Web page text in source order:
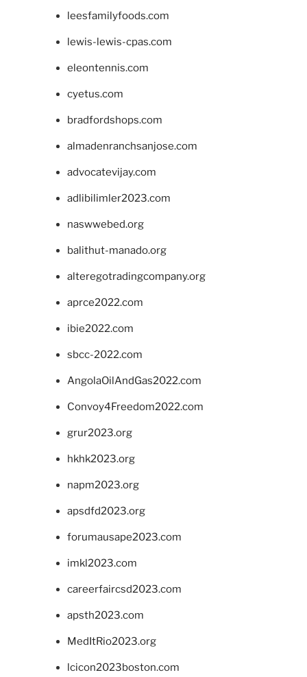
leesfamilyfoods.com
lewis-lewis-cpas.com
eleontennis.com
cyetus.com
bradfordshops.com
almadenranchsanjose.com
advocatevijay.com
adlibilimler2023.com
naswwebed.org
balithut-manado.org
alteregotradingcompany.org
aprce2022.com
ibie2022.com
sbcc-2022.com
AngolaOilAndGas2022.com
Convoy4Freedom2022.com
grur2023.org
hkhk2023.org
napm2023.org
apsdfd2023.org
forumausape2023.com
imkl2023.com
careerfaircsd2023.com
apsth2023.com
MedItRio2023.org
lcicon2023boston.com